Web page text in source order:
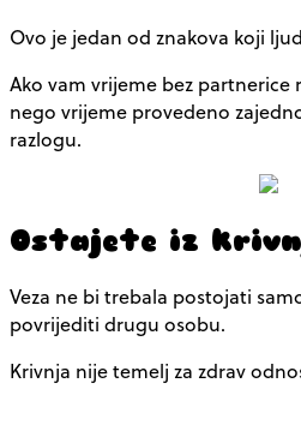
Ovo je jedan od znakova koji
Ako vam vrijeme bez
nego vrijeme provedeno
razlogu.
Ostajete iz
Veza ne bi trebala postojati
povrijediti drugu osobu.
Krivnja nije temelj za zdrav